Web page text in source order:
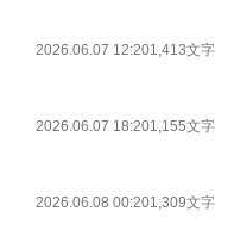
2026.06.07 12:201,413文字
2026.06.07 18:201,155文字
2026.06.08 00:201,309文字